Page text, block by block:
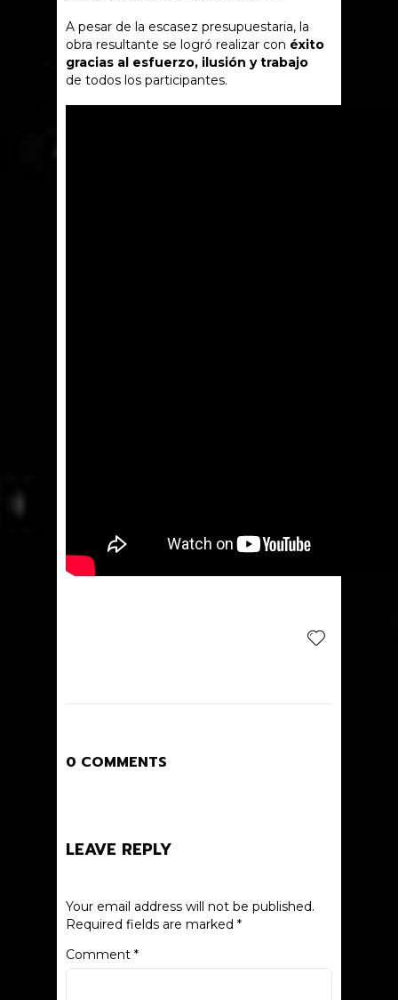
A pesar de la escasez presupuestaria, la
obra resultante se logró realizar con éxito
gracias al esfuerzo, ilusión y trabajo
de todos los participantes.
0 COMMENTS
LEAVE REPLY
Your email address will not be published.
Required fields are marked *
Comment *